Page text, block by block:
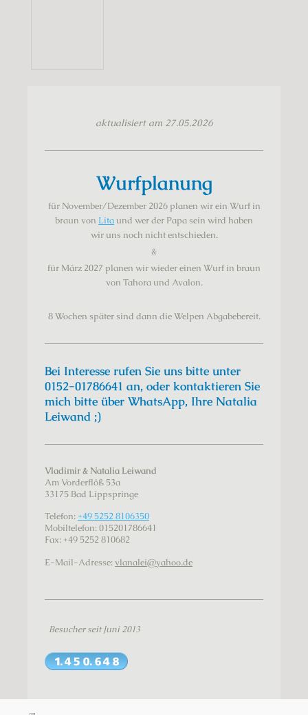
aktualisiert am 27.05.2026
Wurfplanung
für November/Dezember 2026 planen wir ein Wurf in
braun von Lita und wer der Papa sein wird haben
wir uns noch nichtentschieden.
&
für März 2027 planen wir wieder einen Wurf in braun
von Tahora und Avalon.
8 Wochen später sind dann die Welpen Abgabebereit.
Bei Interesse rufen Sie uns bitte unter
0152-01786641 an, oder kontaktieren Sie
mich bitte über WhatsApp, Ihre Natalia
Leiwand ;)
Vladimir & Natalia Leiwand
Am Vorderflöß 53a
33175 Bad Lippspringe
Telefon: +49 5252 8106350
Mobiltelefon: 015201786641
Fax: +49 5252 810682
E-Mail-Adresse:vlanalei@yahoo.de
Besucher seit Juni 2013